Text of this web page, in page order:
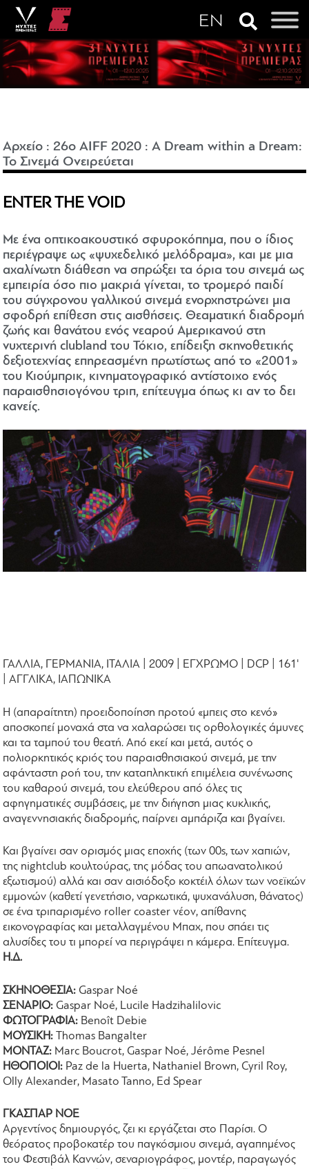
Αρχείο :26o AIFF 2020 :A Dream within a Dream:
Το Σινεμά Ονειρεύεται
ENTER THE VOID
Με ένα οπτικοακουστικό σφυροκόπημα, που ο ίδιος
περιέγραψε ως «ψυχεδελικό μελόδραμα», και με μια
αχαλίνωτη διάθεση να σπρώξει τα όρια του σινεμά ως
εμπειρία όσο πιο μακριά γίνεται, το τρομερό παιδί
του σύγχρονου γαλλικού σινεμά ενορχηστρώνει μια
σφοδρή επίθεση στις αισθήσεις. Θεαματική διαδρομή
ζωής και θανάτου ενός νεαρού Αμερικανού στη
νυχτερινή clubland του Τόκιο, επίδειξη σκηνοθετικής
δεξιοτεχνίας επηρεασμένη πρωτίστως από το «2001»
του Κιούμπρικ, κινηματογραφικό αντίστοιχο ενός
παραισθησιογόνου τριπ, επίτευγμα όπως κι αν το δει
κανείς.
ΓΑΛΛΙΑ, ΓΕΡΜΑΝΙΑ, ΙΤΑΛΙΑ | 2009 | ΕΓΧΡΩΜΟ | DCP | 161'
| ΑΓΓΛΙΚΑ, ΙΑΠΩΝΙΚΑ
Η (απαραίτητη) προειδοποίηση προτού «μπεις στο κενό»
αποσκοπεί μοναχά στα να χαλαρώσει τις ορθολογικές άμυνες
και τα ταμπού του θεατή. Από εκεί και μετά, αυτός ο
πολιορκητικός κριός του παραισθησιακού σινεμά, με την
αφάνταστη ροή του, την καταπληκτική επιμέλεια συνένωσης
του καθαρού σινεμά, του ελεύθερου από όλες τις
αφηγηματικές συμβάσεις, με την διήγηση μιας κυκλικής,
αναγεννησιακής διαδρομής, παίρνει αμπάριζα και βγαίνει.
Και βγαίνει σαν ορισμός μιας εποχής (των 00s, των χαπιών,
της nightclub κουλτούρας, της μόδας του απωανατολικού
εξωτισμού) αλλά και σαν αισιόδοξο κοκτέιλ όλων των νοεϊκών
εμμονών (καθετί γενετήσιο, ναρκωτικά, ψυχανάλυση, θάνατος)
σε ένα τριπαρισμένο roller coaster νέον, απίθανης
εικονογραφίας και μεταλλαγμένου Μπαχ, που σπάει τις
αλυσίδες του τι μπορεί να περιγράψει η κάμερα. Επίτευγμα.
Η.Δ.
ΣΚΗΝΟΘΕΣΙΑ: Gaspar Noé
ΣΕΝΑΡΙΟ: Gaspar Noé, Lucile Hadzihalilovic
ΦΩΤΟΓΡΑΦΙΑ: Benoît Debie
ΜΟΥΣΙΚΗ:
Thomas Bangalter
ΜΟΝΤΑΖ: Marc Boucrot, Gaspar Noé, Jérôme Pesnel
​ΗΘΟΠΟΙΟΙ: Paz de la Huerta, Nathaniel Brown, Cyril Roy,
Olly Alexander, Masato Tanno, Ed Spear
ΓΚΑΣΠΑΡ ΝΟΕ
Αργεντίνος δημιουργός, ζει κι εργάζεται στο Παρίσι. Ο
θεόρατος προβοκατέρ του παγκόσμιου σινεμά, αγαπημένος
του Φεστιβάλ Καννών, σεναριογράφος, μοντέρ, παραγωγός